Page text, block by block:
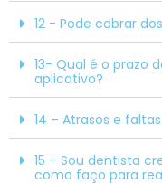
12 - Pode cobrar
13- Qual é o prazo
aplicativo?
14 – Atrasos e faltas
15 – Sou dentista
como faço para